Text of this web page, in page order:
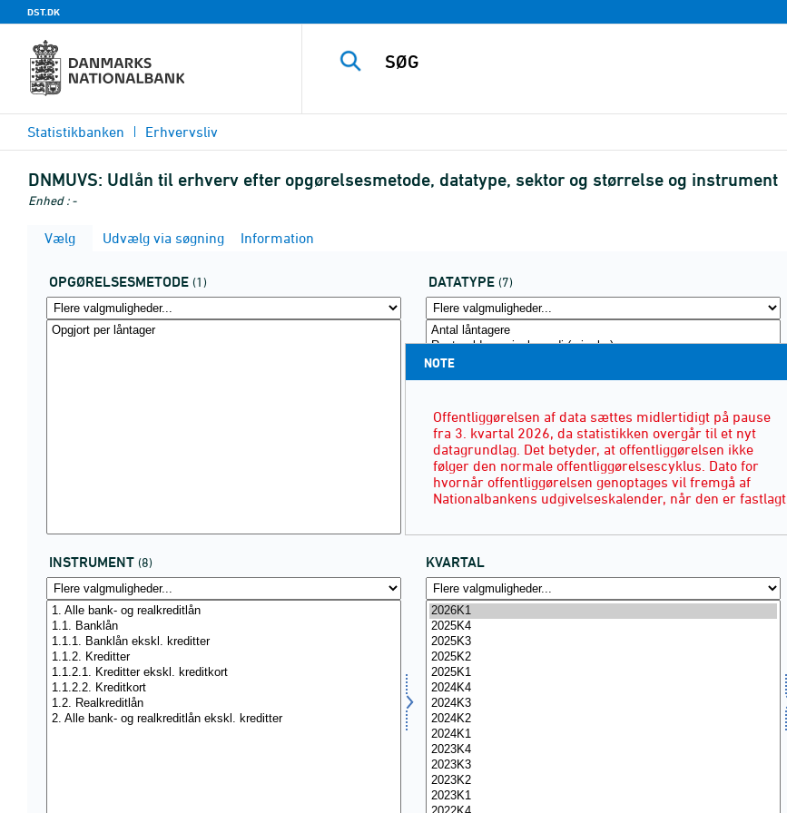
DST.DK
Statistikbanken Erhvervsliv
DNMUVS: Udlån til erhverv efter opgørelsesmetode, datatype, sektor og størrelse og instrument
Enhed : -
Vælg Udvælg via søgning Information
OPGØRELSESMETODE (1) DATATYPE (7)
INSTRUMENT (8) KVARTAL
NOTE
Offentliggørelsen af data sættes midlertidigt på pause
fra 3. kvartal 2026, da statistikken overgår til et nyt
datagrundlag. Det betyder, at offentliggørelsen ikke
følger den normale offentliggørelsescyklus. Dato for
hvornår offentliggørelsen genoptages vil fremgå af
Nationalbankens udgivelseskalender, når den er fastlagt